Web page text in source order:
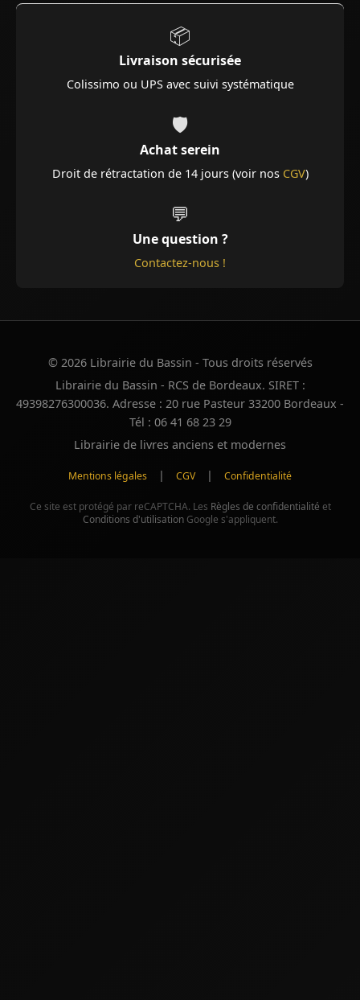
📦
Livraison sécurisée
Colissimo ou UPS avec suivi systématique
🛡️
Achat serein
Droit de rétractation de 14 jours (voir nos CGV)
💬
Une question ?
Contactez-nous !
© 2026 Librairie du Bassin - Tous droits réservés
Librairie du Bassin - RCS de Bordeaux. SIRET :
49398276300036. Adresse : 20 rue Pasteur 33200 Bordeaux -
Tél : 06 41 68 23 29
Librairie de livres anciens et modernes
Mentions légales | CGV | Confidentialité
Ce site est protégé par reCAPTCHA. Les Règles de confidentialité et
Conditions d'utilisationGoogle s'appliquent.